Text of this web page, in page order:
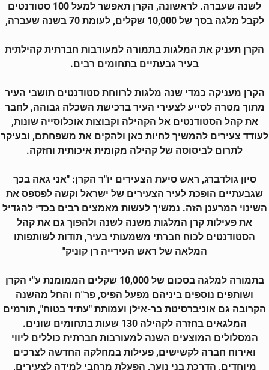
לשנה שעברה. לראשונה, הקרן תאפשר למעל 100 סטודנטים
לקבל מלגה בסך של 10,000 שקלים, לעומת 70 בשנה שעברה,
הקרן תעניק את המלגות בתמורה למעורבות חברתית קהילתית
בעיר גבעתיים בתחומים רבים.
הקרן מעניקה כמדי שנה מלגות לרווחת סטודנטים תושבי העיר
מתוך מטרה לסייע לצעירי העיר ברכישת השכלה גבוהה, לחבר
את קהל הסטודנטים אל הקהילה וקבוצות אוכלוסייה שונות,
לעודד צעירים להמשיך לחיות כאן ולהקים את משפחתם, ובעיקר
לתרום לביסוסה של קהילה מקומית איכותית וחזקה.
סיון גולדברג, ראש סיעת הצעירים יו"ר הקרן: "אני גאה בכך
שגבעתיים הופכת לעיר הצעירים של ישראל וקשה לפספס את
השינוי המרענן הזה. נמשיך לעשות מאמצים רבים בכדי להגדיל
את פעילות קרן המלגות משנה לשנה ולהפוך גם את קהל
הסטודנטים לכוח חברתי משמעותי בעיר, תודות לשותפותו
המלאה של ראש העירייה רן קוניק"
בתמורה למלגה בסכום של 10,000 שקלים הממומנת ע"י הקרן
ושותפים נוספים ביניהם מפעל הפיס, פר"ח והחל מהשנה
הקרובה גם אוניברסיטת בר-אילן ועמותת "עתיד בטוח", תורמים
המלגאים בחזרה לקהילה 130 שעות בתחומים שונים.
המסלולים המוצעים השנה למעורבות חברתית כוללים ליווי
ואירוח חברה לקשישים, פעילות במחלקה החדשה לצרכים
מיוחדים, הדרכת בני נוער, הפעלת מרחבי למידה לצעירים,